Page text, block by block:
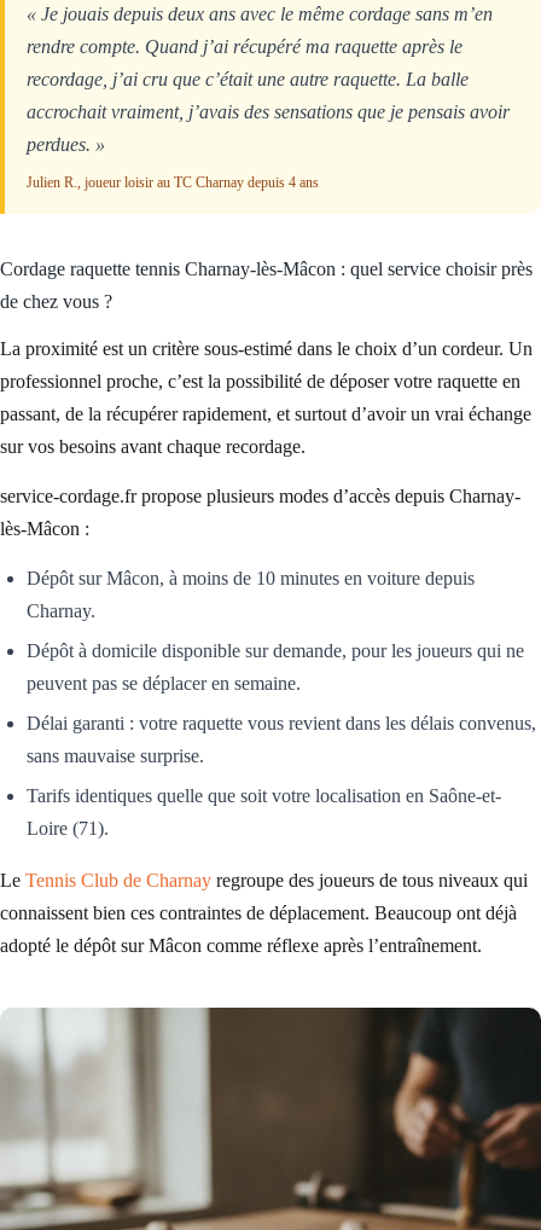
« Je jouais depuis deux ans avec le même cordage sans m’en
rendre compte. Quand j’ai récupéré ma raquette après le
recordage, j’ai cru que c’était une autre raquette. La balle
accrochait vraiment, j’avais des sensations que je pensais avoir
perdues. »
Julien R., joueur loisir au TC Charnay depuis 4 ans
Cordage raquette tennis Charnay-lès-Mâcon : quel service choisir près
de chez vous ?
La proximité est un critère sous-estimé dans le choix d’un cordeur. Un
professionnel proche, c’est la possibilité de déposer votre raquette en
passant, de la récupérer rapidement, et surtout d’avoir un vrai échange
sur vos besoins avant chaque recordage.
service-cordage.fr propose plusieurs modes d’accès depuis Charnay-
lès-Mâcon :
Dépôt sur Mâcon, à moins de 10 minutes en voiture depuis
Charnay.
Dépôt à domicile disponible sur demande, pour les joueurs qui ne
peuvent pas se déplacer en semaine.
Délai garanti : votre raquette vous revient dans les délais convenus,
sans mauvaise surprise.
Tarifs identiques quelle que soit votre localisation en Saône-et-
Loire (71).
Le Tennis Club de Charnay regroupe des joueurs de tous niveaux qui
connaissent bien ces contraintes de déplacement. Beaucoup ont déjà
adopté le dépôt sur Mâcon comme réflexe après l’entraînement.